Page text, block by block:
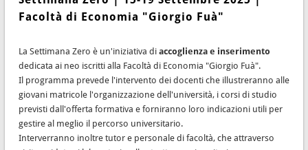
Facoltà di Economia "Giorgio Fuà"
La Settimana Zero è un'iniziativa di accoglienza e inserimento
dedicata ai neo iscritti alla Facoltà di Economia "Giorgio Fuà".
Il programma prevede l'intervento dei docenti che illustreranno alle
giovani matricole l'organizzazione dell'università, i corsi di studio
previsti dall'offerta formativa e forniranno loro indicazioni utili per
gestire al meglio il percorso universitario.
Interverranno inoltre tutor e personale di facoltà, che attraverso